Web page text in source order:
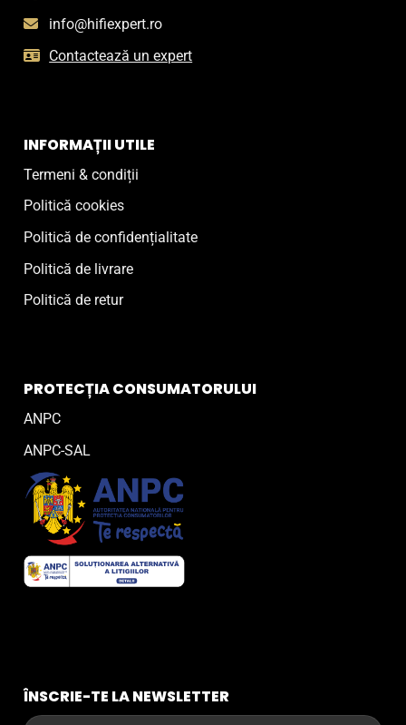
info@hifiexpert.ro
Contactează un expert
INFORMAȚII UTILE
Termeni & condiții
Politică cookies
Politică de confidențialitate
Politică de livrare
Politică de retur
PROTECȚIA CONSUMATORULUI
ANPC
ANPC-SAL
ÎNSCRIE-TE LA NEWSLETTER